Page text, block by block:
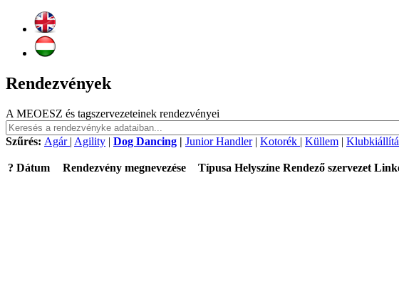
Rendezvények
A MEOESZ és tagszervezeteinek rendezvényei
Szűrés: Agár | Agility | Dog Dancing | Junior Handler| Kotorék | Küllem |
? Dátum Rendezvény megnevezése Típusa Helyszíne Rendező szervezet